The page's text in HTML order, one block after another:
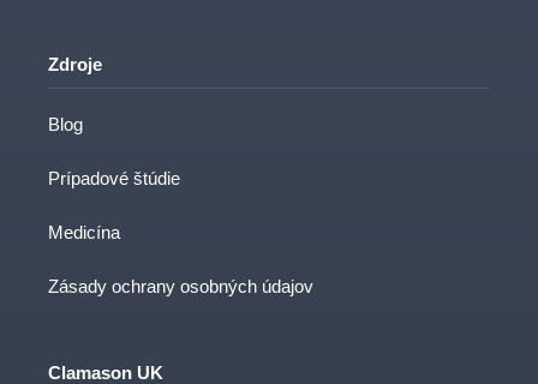
Zdroje
Blog
Prípadové štúdie
Medicína
Zásady ochrany osobných údajov
Clamason UK